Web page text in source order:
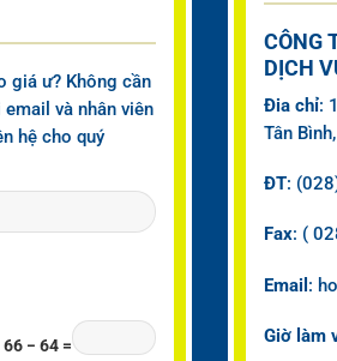
giá ư? Không cần
và nhân viên
hệ cho quý
66 − 64 =
CÔNG
DỊCH
Đia chỉ:
Tân
ĐT:
Fax: (
Email :
Giờ làm